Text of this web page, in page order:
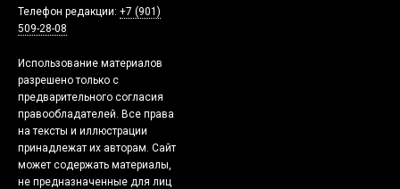
Телефон редакции: +7 (901)
509-28-08
Использование материалов
разрешено только с
предварительного согласия
правообладателей. Все права
на тексты и иллюстрации
принадлежат их авторам. Сайт
может содержать материалы,
не предназначенные для лиц